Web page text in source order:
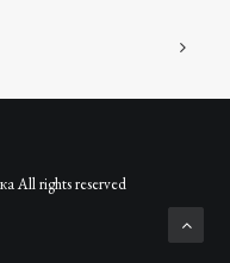
All rights reserved